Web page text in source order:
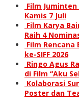
Film
Kamis 7 Juli
Film Karya
Raih 4
Film
ke-SIFF 2026
Ringo Agus
di Film “Aku
Kolaborasi
Poster dan